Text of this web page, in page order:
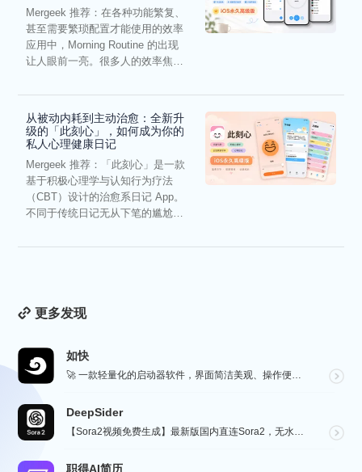
Mergeek 推荐：在各种功能繁复、
甚至需要繁琐配置才能使用的效率
应用中，Morning Routine 的出现
让人眼前一亮。很多人的效率焦
从被动内耗到主动治愈：全新升
级的「此刻心」，如何成为你的
私人心理健康日记
Mergeek 推荐：「此刻心」是一款
基于积极心理学与认知行为疗法
（CBT）设计的治愈系日记 App。
不同于传统日记无从下笔的尴尬，
更多发现
如快
🚀 一款轻量化的启动器软件，界面简洁美观、操作便捷，并且支持插件开发。支持全键盘操作。开发者目前处于...
DeepSider
【Sora2视频免费生成】最新版国内直连Sora2，无水印免费使用，无需邀请码，一键生成大片，人物自...
职得AI简历